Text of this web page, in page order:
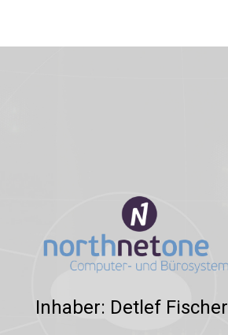
Inhaber: Detlef Fischer